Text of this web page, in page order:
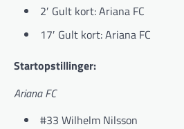
2′ Gult kort: Ariana FC
17′ Gult kort: Ariana FC
Startopstillinger:
Ariana FC
#33 Wilhelm Nilsson